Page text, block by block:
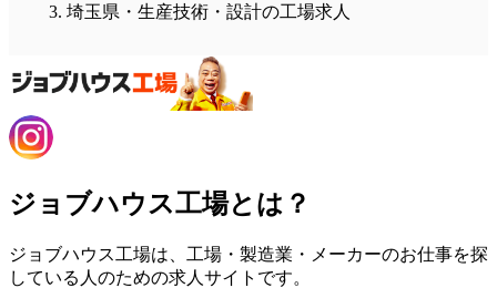
埼玉県・生産技術・設計の工場求人
ジョブハウス工場とは？
ジョブハウス工場は、工場・製造業・メーカーのお仕事を探
している人のための求人サイトです。